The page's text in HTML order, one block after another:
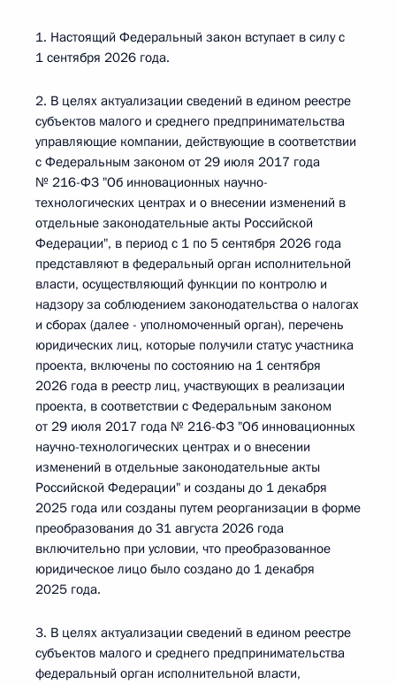
1. Настоящий Федеральный закон вступает в силу с
1 сентября 2026 года.
2. В целях актуализации сведений в едином реестре
субъектов малого и среднего предпринимательства
управляющие компании, действующие в соответствии
с Федеральным законом от 29 июля 2017 года
№ 216-ФЗ "Об инновационных научно-
технологических центрах и о внесении изменений в
отдельные законодательные акты Российской
Федерации", в период с 1 по 5 сентября 2026 года
представляют в федеральный орган исполнительной
власти, осуществляющий функции по контролю и
надзору за соблюдением законодательства о налогах
и сборах (далее - уполномоченный орган), перечень
юридических лиц, которые получили статус участника
проекта, включены по состоянию на 1 сентября
2026 года в реестр лиц, участвующих в реализации
проекта, в соответствии с Федеральным законом
от 29 июля 2017 года № 216-ФЗ "Об инновационных
научно-технологических центрах и о внесении
изменений в отдельные законодательные акты
Российской Федерации" и созданы до 1 декабря
2025 года или созданы путем реорганизации в форме
преобразования до 31 августа 2026 года
включительно при условии, что преобразованное
юридическое лицо было создано до 1 декабря
2025 года.
3. В целях актуализации сведений в едином реестре
субъектов малого и среднего предпринимательства
федеральный орган исполнительной власти,